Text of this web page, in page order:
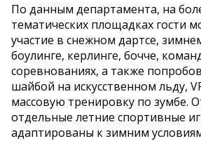
По данным департамента, на
тематических площадках гости
участие в снежном дартсе,
боулинге, керлинге, бочче,
соревнованиях, а также
шайбой на искусственном льду,
массовую тренировку по зумбе.
отдельные летние спортивные
адаптированы к зимним